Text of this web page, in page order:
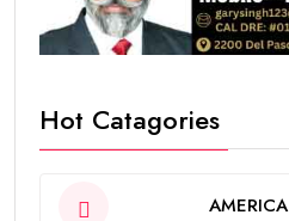
Hot Catagories
AMERICA